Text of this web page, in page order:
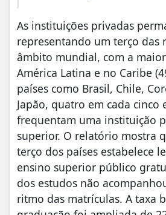
As instituições privadas
representando um terço das
âmbito mundial, com a
América Latina e no Caribe
países como Brasil, Chile,
Japão, quatro em cada cinco
frequentam uma instituição
superior. O relatório mostra
terço dos países estabelece
ensino superior público
dos estudos não
ritmo das matrículas. A taxa